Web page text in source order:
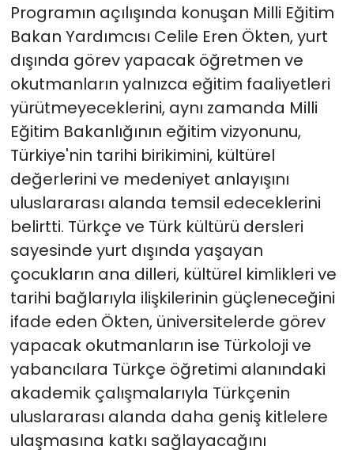
Programın açılışında konuşan Milli Eğitim
Bakan Yardımcısı Celile Eren Ökten, yurt
dışında görev yapacak öğretmen ve
okutmanların yalnızca eğitim faaliyetleri
yürütmeyeceklerini, aynı zamanda Milli
Eğitim Bakanlığının eğitim vizyonunu,
Türkiye'nin tarihi birikimini, kültürel
değerlerini ve medeniyet anlayışını
uluslararası alanda temsil edeceklerini
belirtti. Türkçe ve Türk kültürü dersleri
sayesinde yurt dışında yaşayan
çocukların ana dilleri, kültürel kimlikleri ve
tarihi bağlarıyla ilişkilerinin güçleneceğini
ifade eden Ökten, üniversitelerde görev
yapacak okutmanların ise Türkoloji ve
yabancılara Türkçe öğretimi alanındaki
akademik çalışmalarıyla Türkçenin
uluslararası alanda daha geniş kitlelere
ulaşmasına katkı sağlayacağını